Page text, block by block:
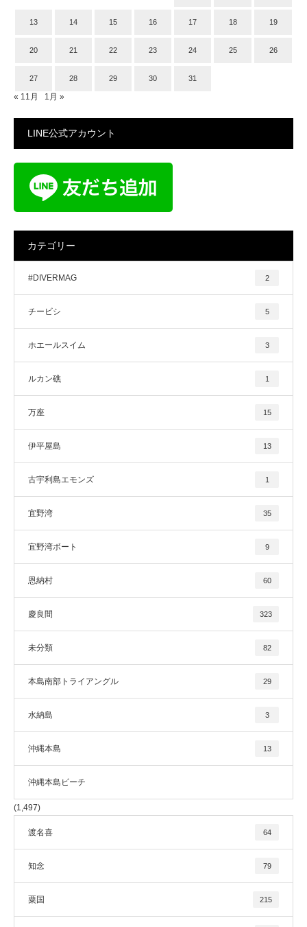
13 14 15 16 17 18 19
20 21 22 23 24 25 26
27 28 29 30 31
« 11月 1月 »
LINE公式アカウント
カテゴリー
#DIVERMAG 2
チービシ 5
ホエールスイム 3
ルカン礁 1
万座 15
伊平屋島 13
古宇利島エモンズ 1
宜野湾 35
宜野湾ボート 9
恩納村 60
慶良間 323
未分類 82
本島南部トライアングル 29
水納島 3
沖縄本島 13
沖縄本島ビーチ
(1,497)
渡名喜 64
知念 79
粟国 215